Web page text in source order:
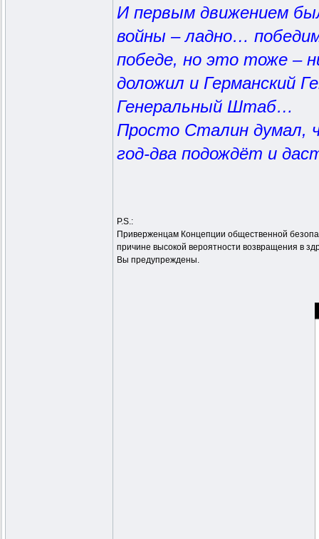
И первым движением
войны – ладно…
победе, но это тоже –
доложил и Германский
Генеральный Штаб…
Просто Сталин думал,
год-два подождёт и
P.S.:
Приверженцам Концепции общественной
причине высокой вероятности возвращения в
Вы предупреждены.